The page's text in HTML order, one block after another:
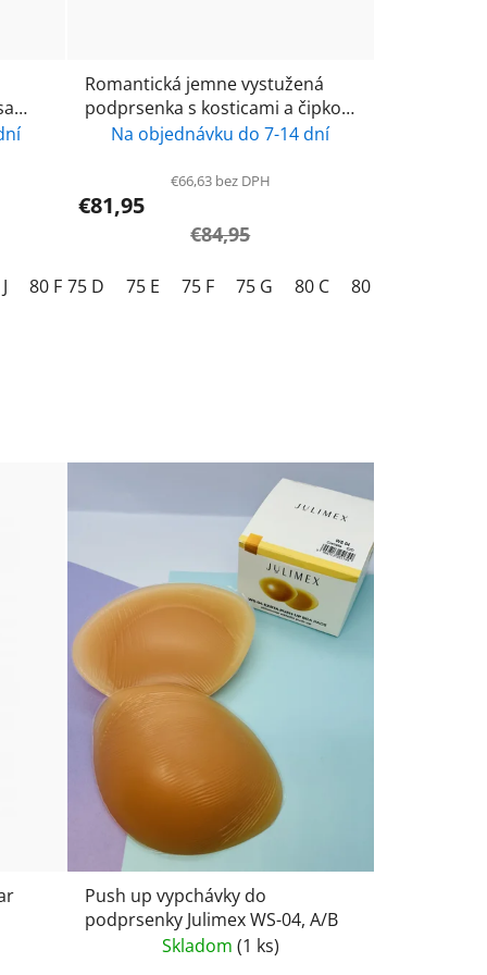
80 F 80 G 80 H 80 I 80 J 85 F 85 G
Romantická jemne vystužená
podprsenka s kosticami a čipkou
Rosa Faia Suzette 5255- black /
Na objednávku do 7-14 dní
€66,63 bez DPH
€81,95
€84,95
75 D 75 E 75 F 75 G 80 C 80 D
Push up vypchávky do
podprsenky Julimex WS-04, A/B
Skladom (1 ks)